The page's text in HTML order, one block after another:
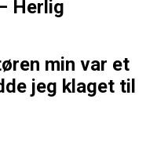
Herlig
min var et
jeg klaget til